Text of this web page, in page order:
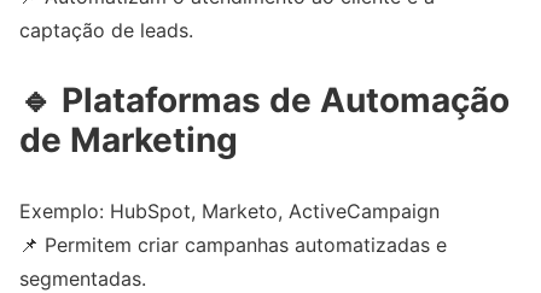
captação de leads.
🔹 Plataformas de Automação
de Marketing
Exemplo: HubSpot, Marketo, ActiveCampaign
📌 Permitem criar campanhas automatizadas e
segmentadas.